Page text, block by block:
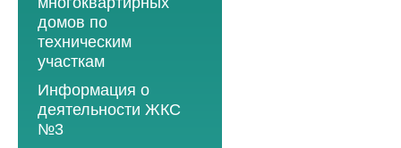
домов по
техническим
участкам
Информация о
деятельности ЖКС
№3